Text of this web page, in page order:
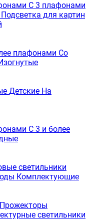
С 3 плафонами
Подсветка для картин
плафонами Со
Детские На
С 3 и более
светильники
Комплектующие
Прожекторы
светильники